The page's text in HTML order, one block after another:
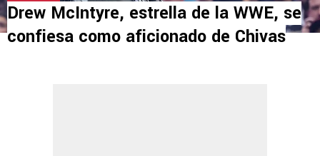
Drew McIntyre, estrella de la WWE, se
confiesa como aficionado de Chivas